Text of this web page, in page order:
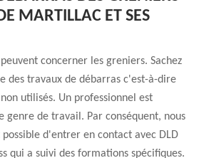
MARTILLAC ET SES
concerner les greniers. Sachez
des travaux de débarras c'est-à-dire
utilisés. Un professionnel est
genre de travail. Par conséquent, nous
d'entrer en contact avec DLD
qui a suivi des formations spécifiques.